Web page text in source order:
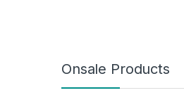
Onsale Products